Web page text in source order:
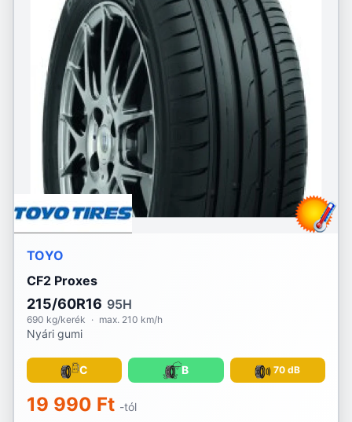
Kumho
Landspider
Lassa
Laufenn
Linglong
Marshal
Matador
Michelin
Mirage
Momo
Nankang
TOYO
CF2 Proxes
215/60R16 95H
690 kg/kerék · max. 210 km/h
Nyári gumi
C B 70 dB
19 990 Ft -tól